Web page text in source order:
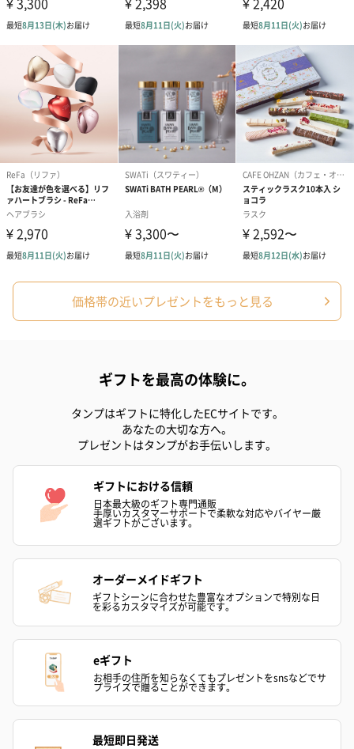
かき氷入浴剤4点セット
（ブルー）（748円）
かき氷入浴剤4点セット
（イエロー）（748円）
バスフラワー
【Thank you
円）
ハンドタオル・ハンカチ
ハンドタオル・ハンカチを同梱してお届けいたします。ギフトへ
の＋αにおすすめです。
花束ハンドタオル（ピ
花束ハンドタオル（ブ
花束ハンドタ
おつまみ・その他
お酒にぴったりのおつまみ・サプリを同梱してお届けいたしま
いぶりがっことチーズ
のオイル漬（981円）
ごろっとうまみ チーズ
のオイル漬（塩麹&レモ
ン）（981円）
円）
価格帯の近いプレゼントをもっと見る
ギフトを最高の体験に。
タンプはギフトに特化したECサイトです。
あなたの大切な方へ。
プレゼントはタンプがお手伝いします。
ギフトにおける信頼
日本最大級のギフト専門通販
手厚いカスタマーサポートで柔軟な対応やバイヤー厳
選ギフトがございます。
オーダーメイドギフト
ギフトシーンに合わせた豊富なオプションで特別な日
を彩るカスタマイズが可能です。
eギフト
お相手の住所を知らなくてもプレゼントをsnsなどでサ
プライズで贈ることができます。
最短即日発送